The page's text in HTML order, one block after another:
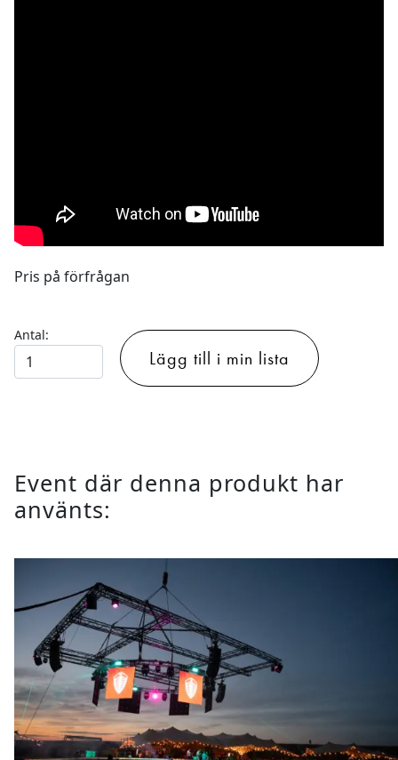
Pris på förfrågan
Antal:
Astera
Titan
Lägg till i min lista
Event där denna produkt har
använts: